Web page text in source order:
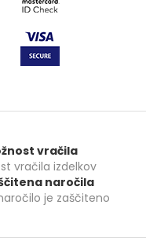
vračila
vračila izdelkov
naročila
je zaščiteno